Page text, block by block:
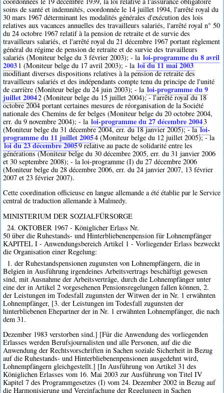
soins de santé et indemnités, coordonnée le 14 juillet 1994, l'arrêté royal du
30 mars 1967 déterminant les modalités générales d'exécution des lois
relatives aux vacances annuelles des travailleurs salariés, l'arrêté royal n° 50
du 24 octobre 1967 relatif à la pension de retraite et de survie des
travailleurs salariés, et l'arrêté royal du 21 décembre 1967 portant règlement
général du régime de pension de retraite et de survie des travailleurs
salariés (Moniteur belge du 3 février 2003); - la loi-programme du 8 avril
2003 1 (Moniteur belge du 17 avril 2003); - la loi du 11 mai 2003
modifiant diverses dispositions relatives à la pension de retraite des
travailleurs salariés et des indépendants compte tenu du principe de l'unité
de carrière (Moniteur belge du 24 juin 2003); - la loi-programme du 9
juillet 20042 (Moniteur belge du 15 juillet 2004); - l'arrêté royal du 18
octobre 2004 portant certaines mesures de réorganisation de la Société
nationale des Chemins de fer belges (Moniteur belge du 20 octobre 2004,
err. du 9 novembre 2004); - la loi-programme du 27 décembre 20043
(Moniteur belge du 31 décembre 2004, err. du 18 janvier 2005); - laloi-
programme du 11 juillet 20054 (Moniteur belge du 12 juillet 2005); - la
loi du 23 décembre 20059relative au pacte de solidarité entre les
générations (Moniteur belge du 30 décembre 2005, err. du 31 janvier 2006
et 30 septembre 2008); - la loi-programme (I) du 27 décembre 2006
(Moniteur belge du 28 décembre 2006, err. du 24 janvier 2007, 13 février
2007 et 23 février 2007).
Cette coordination officieuse en langue allemande a été établie par le Service
central de traduction allemande à Malmedy.
MINISTERIUM DER SOZIALFÜRSORGE
24. OKTOBER 1967 - Königlicher Erlass Nr.
50 über die Ruhestands- und Hinterbliebenenpension für Lohnempfänger
KAPITEL I - Anwendungsbereich Artikel 1 - Vorliegender Erlass bezweckt
die Organisation einer Regelung:
1. der Ruhestandspensionen zugunsten von Lohnempfängern, die in
Belgien in Ausführung irgendeines Arbeitsvertrags beschäftigt gewesen
sind, mit Ausnahme der Arbeitsverträge, durch die Lohnempfänger unter
eine der in Artikel 2 vorgesehenen Pensionsregelungen fallen können, 2.
der Leistungen im Todesfall zugunsten der Witwen der in Nr. 1 erwähnten
Lohnempfänger, [3. der Leistungen im Todesfall zugunsten der
hinterbliebenen Ehepartner der in Nr. 1 erwähnten Lohnempfänger, die nach
dem 31.
Dezember 1983 verstorben sind.] [Für die Anwendung des vorliegenden
Erlasses werden Berufsjournalisten und alle Personen, auf die die
Anwendung der Rechtsvorschriften in Sachen soziale Sicherheit in Bezug
auf die Ruhestands- und Hinterbliebenenpensionen ausgedehnt wird,
Lohnempfängern gleichgestellt.] [In Ausführung von Artikel 31 des
Königlichen Erlasses vom 16. Mai 2003 zur Ausführung von Titel IV
Kapitel 7 des Programmgesetzes (I) vom 24. Dezember 2002 in Bezug auf
die Harmonisierung und Vereinfachung der Regelungen in Sachen